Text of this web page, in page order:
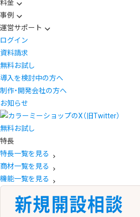
料金
事例
運営サポート
ログイン
資料請求
無料お試し
導入を検討中の方へ
制作・開発会社の方へ
お知らせ
無料お試し
特長
特長一覧を見る
商材一覧を見る
機能一覧を見る